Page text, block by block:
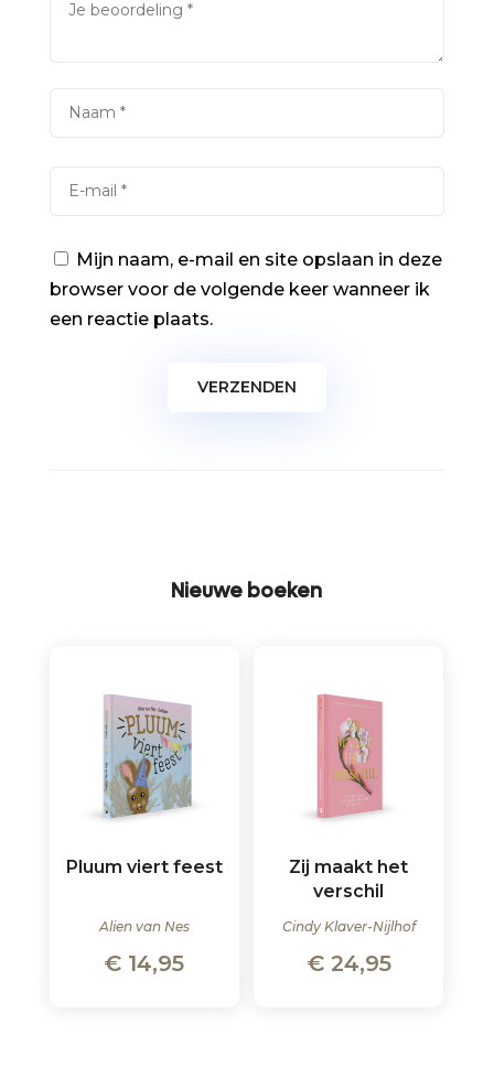
Mijn naam, e-mail en site opslaan in deze
browser voor de volgende keer wanneer ik
een reactie plaats.
Nieuwe boeken
Pluum viert feest
Alien van Nes
€ 14,95
Zij maakt het
verschil
Cindy Klaver-Nijlhof
€24,95